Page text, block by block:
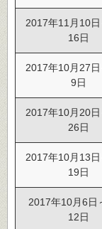
2017年11月10日
16日
2017年10月27日
9日
2017年10月20日
26日
2017年10月13日
19日
2017年10月6日
12日